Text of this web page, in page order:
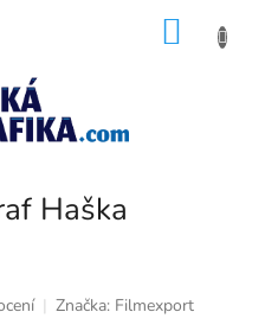
Haška
Značka: Filmexport